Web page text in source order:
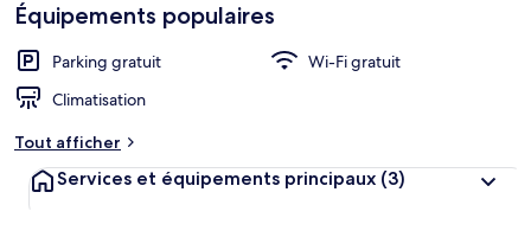
Enceinte de l’hébergement
Équipements populaires
Parking gratuit
Wi-Fi gratuit
Climatisation
Tout afficher
Services et équipements principaux (3)